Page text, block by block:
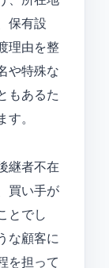
保有設
理由を整
や特殊な
もあるた
。
継者不在
買い手が
とでし
な顧客に
を担って